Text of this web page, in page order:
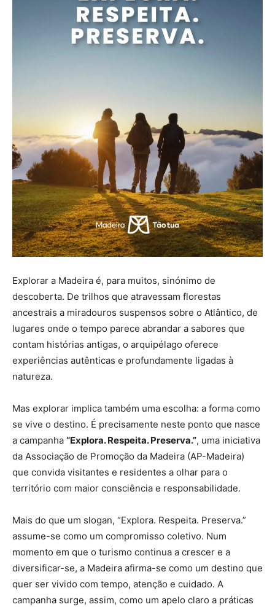
Explorar a Madeira é, para muitos, sinónimo de
descoberta. De trilhos que atravessam florestas
ancestrais a miradouros suspensos sobre o Atlântico, de
lugares onde o tempo parece abrandar a sabores que
contam histórias antigas, o arquipélago oferece
experiências autênticas e profundamente ligadas à
natureza.
Mas explorar implica também uma escolha: a forma como
se vive o destino. É precisamente neste ponto que nasce
a campanha “Explora. Respeita. Preserva.”, uma iniciativa
da Associação de Promoção da Madeira (AP-Madeira)
que convida visitantes e residentes a olhar para o
território com maior consciência e responsabilidade.
Mais do que um slogan, “Explora. Respeita. Preserva.”
assume-se como um compromisso coletivo. Num
momento em que o turismo continua a crescer e a
diversificar-se, a Madeira afirma-se como um destino que
quer ser vivido com tempo, atenção e cuidado. A
campanha surge, assim, como um apelo claro a práticas